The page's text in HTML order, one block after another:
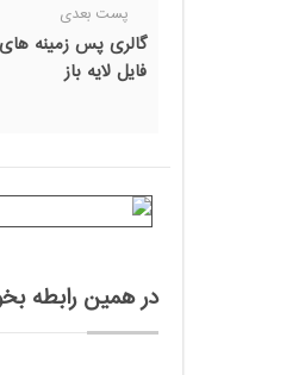
پست بعدی
فایل لایه باز
در همین رابطه